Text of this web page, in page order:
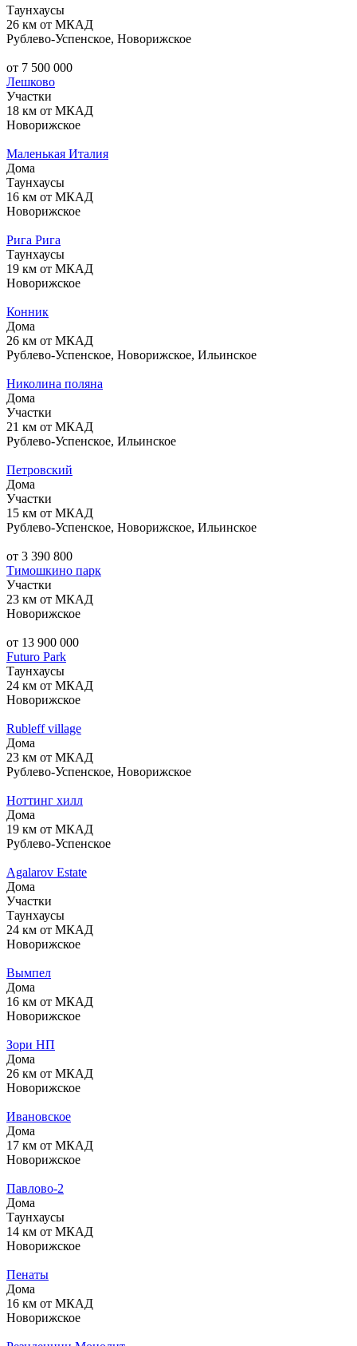
Таунхаусы
26 км от МКАД
Рублево-Успенское, Новорижское
от 7 500 000
Лешково
Участки
18 км от МКАД
Новорижское
Маленькая Италия
Дома
Таунхаусы
16 км от МКАД
Новорижское
Рига Рига
Таунхаусы
19 км от МКАД
Новорижское
Конник
Дома
26 км от МКАД
Рублево-Успенское, Новорижское, Ильинское
Николина поляна
Дома
Участки
21 км от МКАД
Рублево-Успенское, Ильинское
Петровский
Дома
Участки
15 км от МКАД
Рублево-Успенское, Новорижское, Ильинское
от 3 390 800
Тимошкино парк
Участки
23 км от МКАД
Новорижское
от 13 900 000
Futuro Park
Таунхаусы
24 км от МКАД
Новорижское
Rubleff village
Дома
23 км от МКАД
Рублево-Успенское, Новорижское
Ноттинг хилл
Дома
19 км от МКАД
Рублево-Успенское
Agalarov Estate
Дома
Участки
Таунхаусы
24 км от МКАД
Новорижское
Вымпел
Дома
16 км от МКАД
Новорижское
Зори НП
Дома
26 км от МКАД
Новорижское
Ивановское
Дома
17 км от МКАД
Новорижское
Павлово-2
Дома
Таунхаусы
14 км от МКАД
Новорижское
Пенаты
Дома
16 км от МКАД
Новорижское